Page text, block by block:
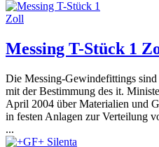
Messing T-Stück 1
Die Messing-Gewindefittings
mit der Bestimmung des it.
April 2004 über Materialien und
in festen Anlagen zur Verteilung
...